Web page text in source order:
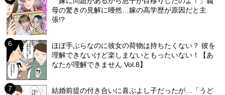
母の驚きの見解に唖然…嫁の高学歴が原因だと主
張!?
ほぼ手ぶらなのに彼女の荷物は持ちたくない？ 彼を
理解できないけど楽しまないともったいない！【あ
なたが理解できません Vol.8】
結婚前提の付き合いに喜ぶよし子だったが…「うど